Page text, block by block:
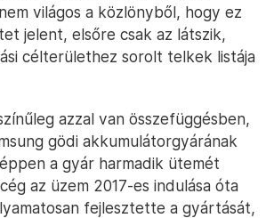
világos a közlönyből, hogy ez
jelent, elsőre csak az látszik,
célterülethez sorolt telkek listája
azzal van összefüggésben,
gödi akkumulátorgyárának
a gyár harmadik ütemét
az üzem 2017-es indulása óta
fejlesztette a gyártását,